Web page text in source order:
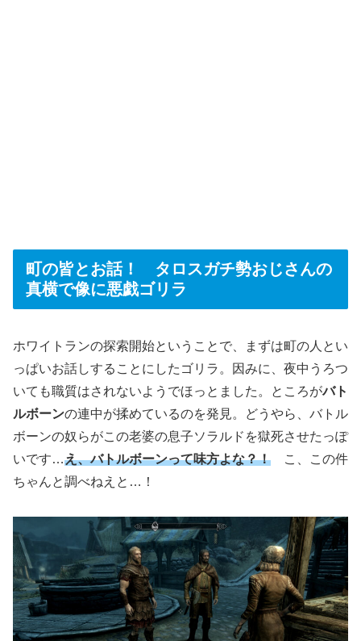
町の皆とお話！ タロスガチ勢おじさんの
真横で像に悪戯ゴリラ
ホワイトランの探索開始ということで、まずは町の人とい
っぱいお話しすることにしたゴリラ。因みに、夜中うろつ
いても職質はされないようでほっとました。ところがバト
ルボーンの連中が揉めているのを発見。どうやら、バトル
ボーンの奴らがこの老婆の息子ソラルドを獄死させたっぽ
いです…え、バトルボーンって味方よな？！ こ、この件
ちゃんと調べねえと…！